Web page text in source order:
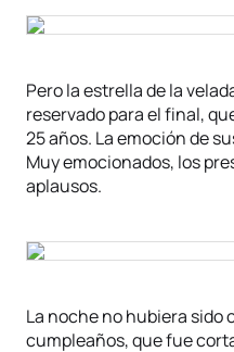
Pero la estrella de la
reservado para el final,
25 años. La emoción de
Muy emocionados, los
aplausos.
La noche no hubiera sido
cumpleaños, que fue